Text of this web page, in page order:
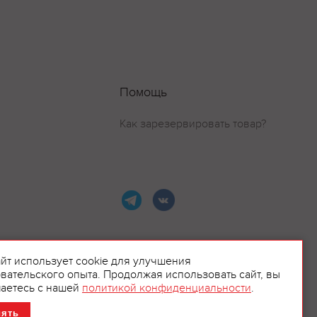
Помощь
Как зарезервировать товар?
использует cookie для улучшения
опыта. Продолжая использовать сайт, вы
с нашей политикой конфиденциальности.